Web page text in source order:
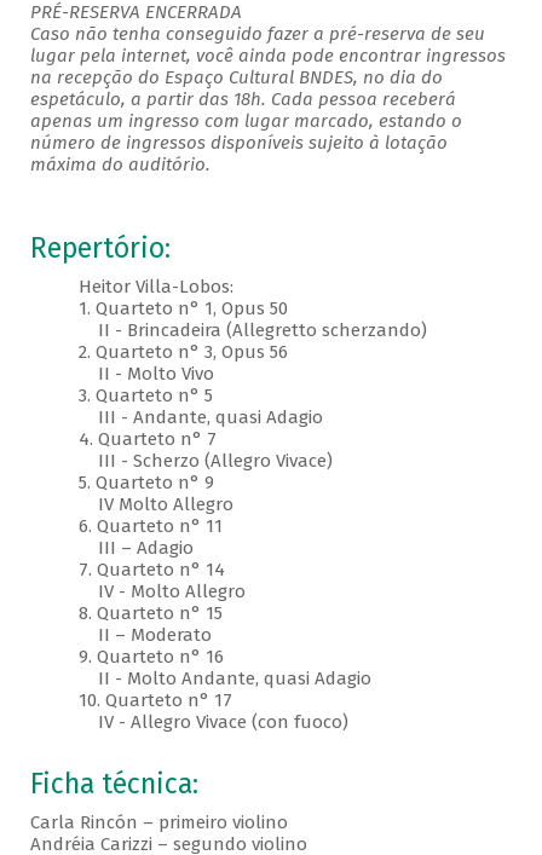
PRÉ-RESERVA ENCERRADA
Caso não tenha conseguido fazer a pré-reserva de seu
lugar pela internet, você ainda pode encontrar ingressos
na recepção do Espaço Cultural BNDES, no dia do
espetáculo, a partir das 18h. Cada pessoa receberá
apenas um ingresso com lugar marcado, estando o
número de ingressos disponíveis sujeito à lotação
máxima do auditório. ​
Repertório:
Heitor Villa-Lobos:
1. Quarteto n° 1, Opus 50
II - Brincadeira (Allegretto scherzando)
2. Quarteto n° 3, Opus 56
II - Molto Vivo
3. Quarteto n° 5
III - Andante, quasi Adagio
4. Quarteto n° 7
III - Scherzo (Allegro Vivace)
5. Quarteto n° 9
IV Molto Allegro
6. Quarteto n° 11
III – Adagio
7. Quarteto n° 14
IV - Molto Allegro
8. Quarteto n° 15
II – Moderato
9. Quarteto n° 16
II - Molto Andante, quasi Adagio
10. Quarteto n° 17
IV - Allegro Vivace (con fuoco)
Ficha técnica:
Carla Rincón – primeiro violino
Andréia Carizzi – segundo violino